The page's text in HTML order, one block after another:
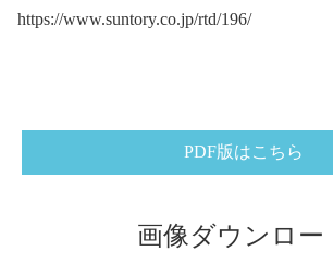
https://www.suntory.co.jp/rtd/196/
PDF版はこちら
画像ダウンロー